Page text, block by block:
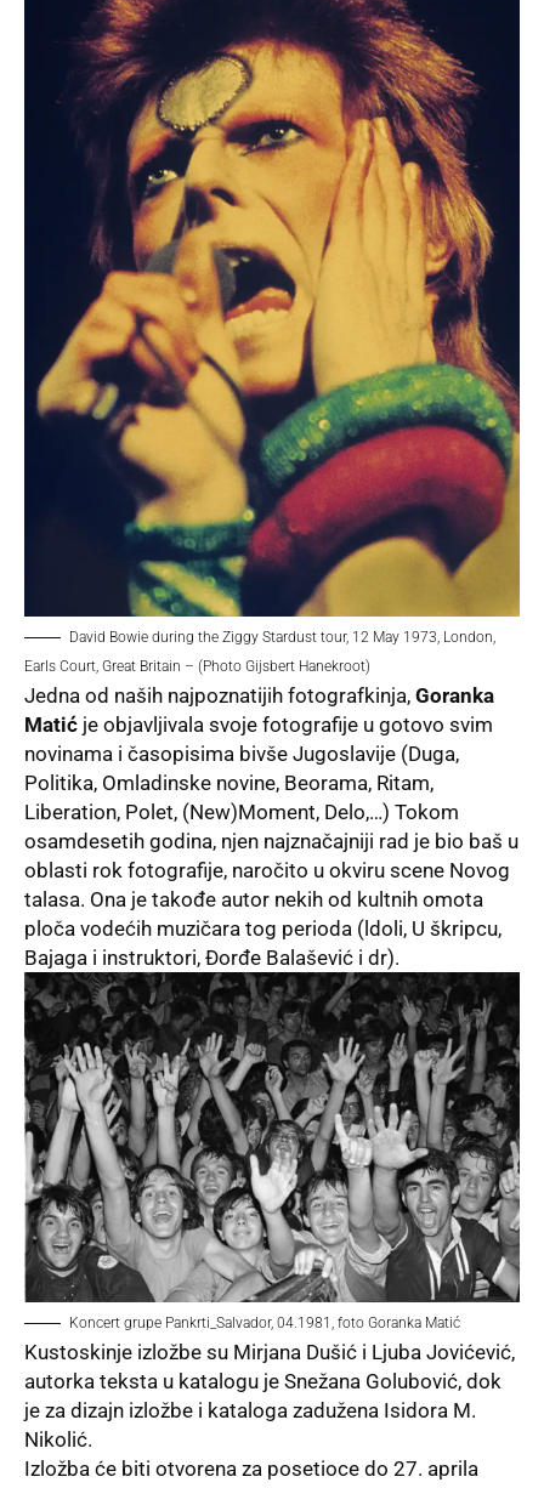
David Bowie during the Ziggy Stardust tour, 12 May 1973, London,
Earls Court, Great Britain – (Photo Gijsbert Hanekroot)
Jedna od naših najpoznatijih fotografkinja, Goranka
Matić je objavljivala svoje fotografije u gotovo svim
novinama i časopisima bivše Jugoslavije (Duga,
Politika, Omladinske novine, Beorama, Ritam,
Liberation, Polet, (New)Moment, Delo,…) Tokom
osamdesetih godina, njen najznačajniji rad je bio baš u
oblasti rok fotografije, naročito u okviru scene Novog
talasa. Ona je takođe autor nekih od kultnih omota
ploča vodećih muzičara tog perioda (ldoli, U škripcu,
Bajaga i instruktori, Đorđe Balašević i dr).
Koncert grupe Pankrti_Salvador, 04.1981, foto Goranka Matić
Kustoskinje izložbe su Mirjana Dušić i Ljuba Jovićević,
autorka teksta u katalogu je Snežana Golubović, dok
je za dizajn izložbe i kataloga zadužena Isidora M.
Nikolić.
Izložba će biti otvorena za posetioce do 27. aprila